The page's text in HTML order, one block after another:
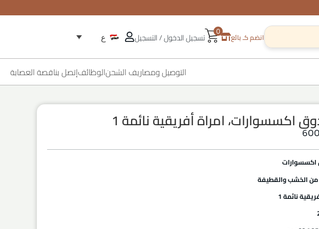
انضم كـ بائع 0 تسجيل الدخول / التسجيل ع
التوصيل ومصاريف الشحنالوظائفإتصل بناقصة العصابة
اكسسوارات، امراة أفريقية نائمة 1
600
الخشب والقطيفة
نائمة 1